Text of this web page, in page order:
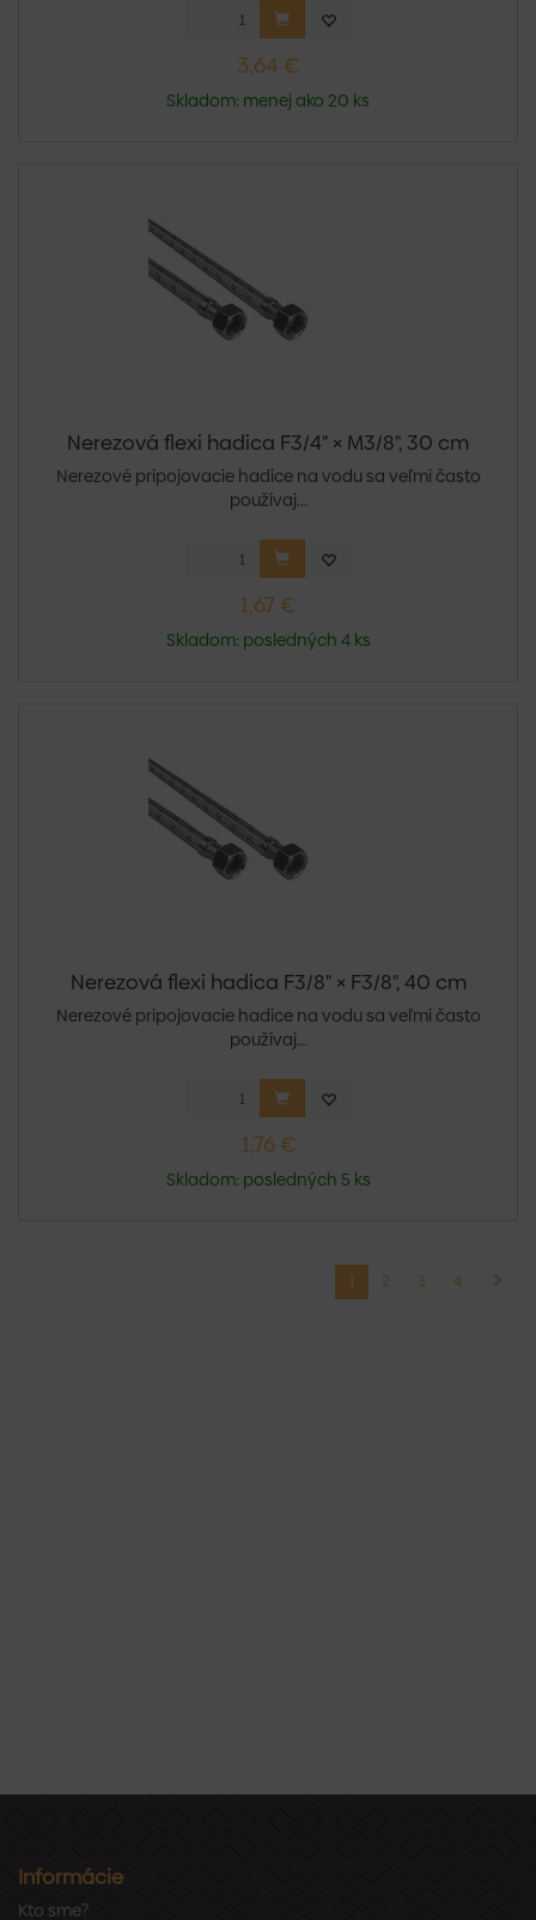
3,64 €
Skladom: menej ako 20 ks
Nerezová flexi hadica F3/4" × M3/8", 30 cm
Nerezové pripojovacie hadice na vodu sa veľmi často
používaj...
1,67 €
Skladom: posledných 4 ks
Nerezová flexi hadica F3/8" × F3/8", 40 cm
Nerezové pripojovacie hadice na vodu sa veľmi často
používaj...
1,76 €
Skladom: posledných 5 ks
1 2 3 4
Informácie
Kto sme?